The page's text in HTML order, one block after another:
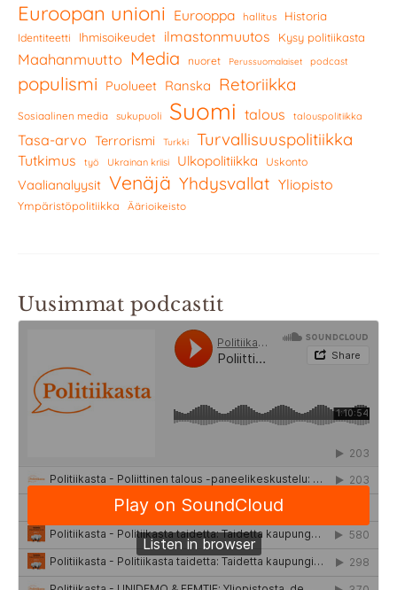
Euroopan unioni Eurooppa hallitus Historia
Identiteetti Ihmisoikeudet ilmastonmuutos Kysy politiikasta
Maahanmuutto Media nuoret Perussuomalaiset podcast
populismi Puolueet Ranska Retoriikka
Sosiaalinen media sukupuoli Suomi talous talouspolitiikka
Tasa-arvo Terrorismi Turkki Turvallisuuspolitiikka
Tutkimus työ Ukrainan kriisi Ulkopolitiikka Uskonto
Vaalianalyysit Venäjä Yhdysvallat Yliopisto
Ympäristöpolitiikka Äärioikeisto
Uusimmat podcastit